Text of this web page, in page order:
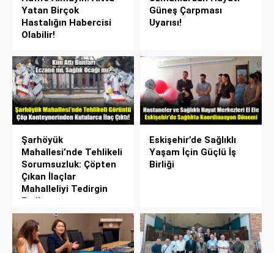
Yatan Birçok
Hastalığın Habercisi
Olabilir!
Güneş Çarpması
Uyarısı!
Şarhöyük
Mahallesi’nde Tehlikeli
Sorumsuzluk: Çöpten
Çıkan İlaçlar
Mahalleliyi Tedirgin
Etti!
Eskişehir’de Sağlıklı
Yaşam İçin Güçlü İş
Birliği